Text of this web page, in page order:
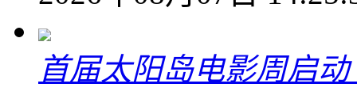
首届太阳岛电影周启